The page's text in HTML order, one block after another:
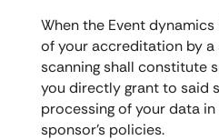
When the Event
of your accreditation by a
scanning shall constitute
you directly grant to said
processing of your data
sponsor’s policies.